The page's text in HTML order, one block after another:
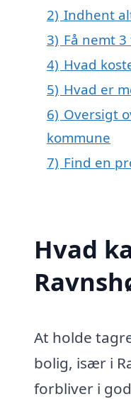
2) Indhent
3) Få nemt
4) Hvad
5) Hvad er
6) Oversigt
kommune
7) Find en
Hvad
At holde
bolig, især i
forbliver i